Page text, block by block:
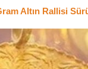
Altın Rallisi